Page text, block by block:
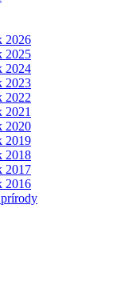
2026
2025
2024
2023
2022
2021
2020
2019
2018
2017
2016